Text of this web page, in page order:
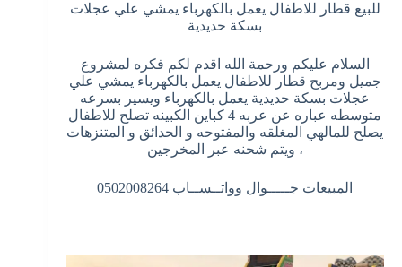
للبيع قطار للاطفال يعمل بالكهرباء يمشي علي عجلات
بسكة حديدية
السلام عليكم ورحمة الله اقدم لكم فكره لمشروع
جميل ومربح قطار للاطفال يعمل بالكهرباء يمشي علي
عجلات بسكة حديدية يعمل بالكهرباء ويسير بسرعه
متوسطه عباره عن عربه 4 كباين الكبينه تصلح للاطفال
يصلح للمالهي المغلقه والمفتوحه و الحدائق و المتنزهات
، ويتم شحنه عبر المخرجين
المبيعات جـــــوال وواتــســاب 0502008264